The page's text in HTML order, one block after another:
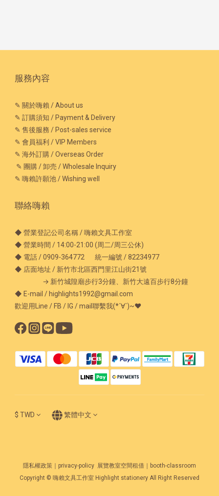
服務內容
✎ 關於嗨賴 / About us
✎ 訂購須知 / Payment & Delivery
✎ 售後服務 / Post-sales service
✎ 會員福利 / VIP Members
✎ 海外訂購 / Overseas Order
✎ 團購 / 卸売 / Wholesale Inquiry
✎ 嗨賴許願池 / Wishing well
聯絡嗨賴
◆ 營業登記公司名稱 / 嗨賴文具工作室
◆ 營業時間 / 14:00-21:00 (周二/周三公休)
◆ 電話 / 0909-364772 統一編號 / 82234977
◆ 店面地址 / 新竹市北區西門里江山街21號
→ 新竹城隍廟步行3分鐘、新竹大遠百步行8分鐘
◆ E-mail / highlights1992@gmail.com
歡迎用Line / FB / IG / mail聯繫我(*´∀`)~♥
$ TWD 繁體中文
隱私權政策｜privacy-policy 展覽教室空間租借｜booth-classroom
Copyright © 嗨賴文具工作室 Highlight stationery All Right Reserved